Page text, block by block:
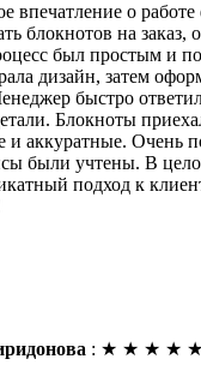
впечатление о
блокнотов на заказ,
был простым и
дизайн, затем
быстро
Блокноты
и аккуратные. Очень
были учтены. В
подход к
: ★ ★ ★ ★ ★